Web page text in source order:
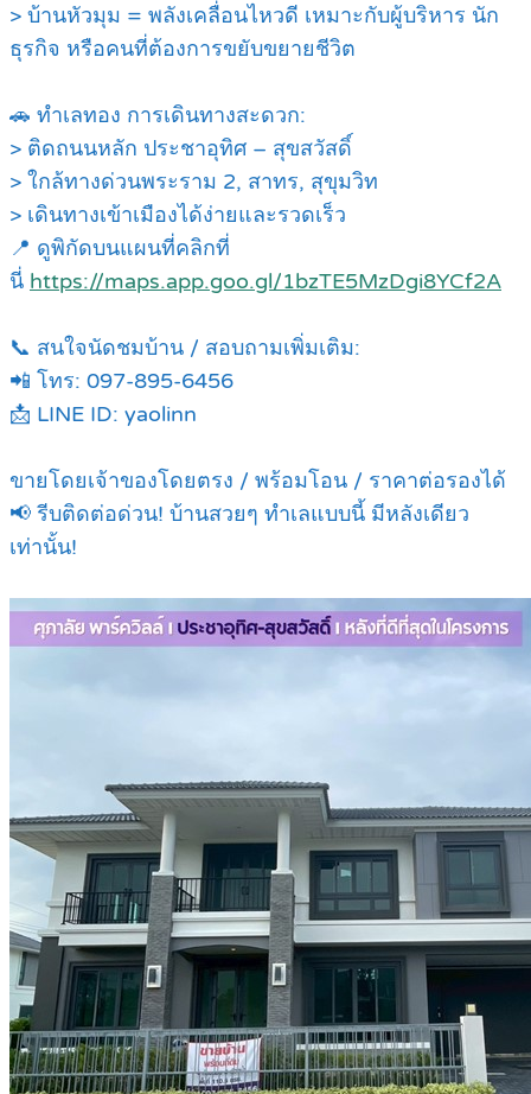
> บ้านหัวมุม = พลังเคลื่อนไหวดี เหมาะกับผู้บริหาร นัก
ธุรกิจ หรือคนที่ต้องการขยับขยายชีวิต
🚗 ทำเลทอง การเดินทางสะดวก:
> ติดถนนหลัก ประชาอุทิศ – สุขสวัสดิ์
> ใกล้ทางด่วนพระราม 2, สาทร, สุขุมวิท
> เดินทางเข้าเมืองได้ง่ายและรวดเร็ว
📍 ดูพิกัดบนแผนที่คลิกที่
นี่ https://maps.app.goo.gl/1bzTE5MzDgi8YCf2A
📞 สนใจนัดชมบ้าน / สอบถามเพิ่มเติม:
📲 โทร: 097-895-6456
📩 LINE ID: yaolinn
ขายโดยเจ้าของโดยตรง / พร้อมโอน / ราคาต่อรองได้
📢 รีบติดต่อด่วน! บ้านสวยๆ ทำเลแบบนี้ มีหลังเดียว
เท่านั้น!